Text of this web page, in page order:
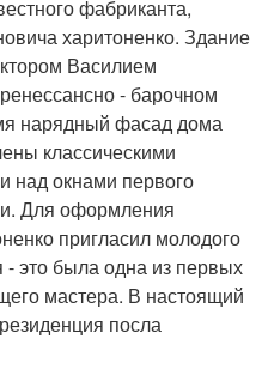
фабриканта,
харитоненко. Здание
Василием
- барочном
нарядный фасад дома
классическими
над окнами первого
Для оформления
пригласил молодого
это была одна из первых
мастера. В настоящий
посла